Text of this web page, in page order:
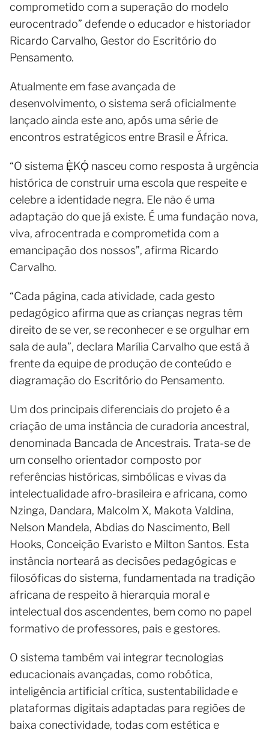
comprometido com a superação do modelo
eurocentrado” defende o educador e historiador
Ricardo Carvalho, Gestor do Escritório do
Pensamento.
Atualmente em fase avançada de
desenvolvimento, o sistema será oficialmente
lançado ainda este ano, após uma série de
encontros estratégicos entre Brasil e África.
“O sistema Ẹ̀KỌ́ nasceu como resposta à urgência
histórica de construir uma escola que respeite e
celebre a identidade negra. Ele não é uma
adaptação do que já existe. É uma fundação nova,
viva, afrocentrada e comprometida com a
emancipação dos nossos”, afirma Ricardo
Carvalho.
“Cada página, cada atividade, cada gesto
pedagógico afirma que as crianças negras têm
direito de se ver, se reconhecer e se orgulhar em
sala de aula”, declara Marília Carvalho que está à
frente da equipe de produção de conteúdo e
diagramação do Escritório do Pensamento.
Um dos principais diferenciais do projeto é a
criação de uma instância de curadoria ancestral,
denominada Bancada de Ancestrais. Trata-se de
um conselho orientador composto por
referências históricas, simbólicas e vivas da
intelectualidade afro-brasileira e africana, como
Nzinga, Dandara, Malcolm X, Makota Valdina,
Nelson Mandela, Abdias do Nascimento, Bell
Hooks, Conceição Evaristo e Milton Santos. Esta
instância norteará as decisões pedagógicas e
filosóficas do sistema, fundamentada na tradição
africana de respeito à hierarquia moral e
intelectual dos ascendentes, bem como no papel
formativo de professores, pais e gestores.
O sistema também vai integrar tecnologias
educacionais avançadas, como robótica,
inteligência artificial crítica, sustentabilidade e
plataformas digitais adaptadas para regiões de
baixa conectividade, todas com estética e